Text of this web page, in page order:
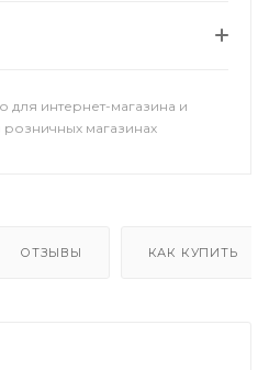
для интернет-магазина и
розничных магазинах
ОТЗЫВЫ КАК КУПИТЬ